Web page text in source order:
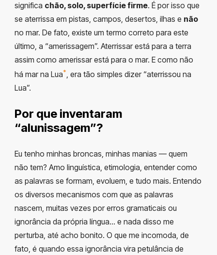
significa chão, solo, superfície firme. É por isso que
se aterrissa em pistas, campos, desertos, ilhas e não
no mar. De fato, existe um termo correto para este
último, a “amerissagem”. Aterrissar está para a terra
assim como amerissar está para o mar. E como não
há mar na Lua*, era tão simples dizer “aterrissou na
Lua”.
Por que inventaram
“alunissagem”?
Eu tenho minhas broncas, minhas manias — quem
não tem? Amo linguística, etimologia, entender como
as palavras se formam, evoluem, e tudo mais. Entendo
os diversos mecanismos com que as palavras
nascem, muitas vezes por erros gramaticais ou
ignorância da própria língua… e nada disso me
perturba, até acho bonito. O que me incomoda, de
fato, é quando essa ignorância vira petulância de